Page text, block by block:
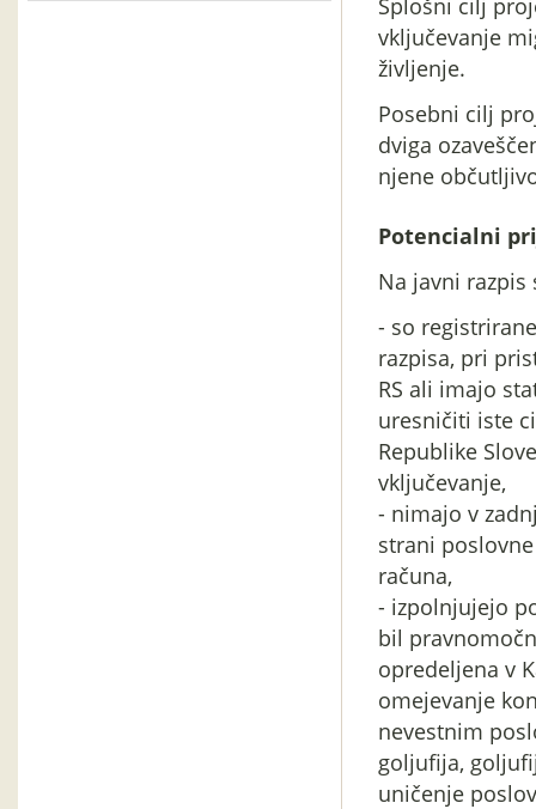
Splošni cilj
vključevanje
življenje.
Posebni cilj
dviga
njene
Potencialni
Na javni razpis
- so
razpisa, pri
RS ali imajo
uresničiti iste
Republike
vključevanje,
- nimajo v
strani
računa,
- izpolnjujejo
bil
opredeljena v
omejevanje
nevestnim
goljufija,
uničenje